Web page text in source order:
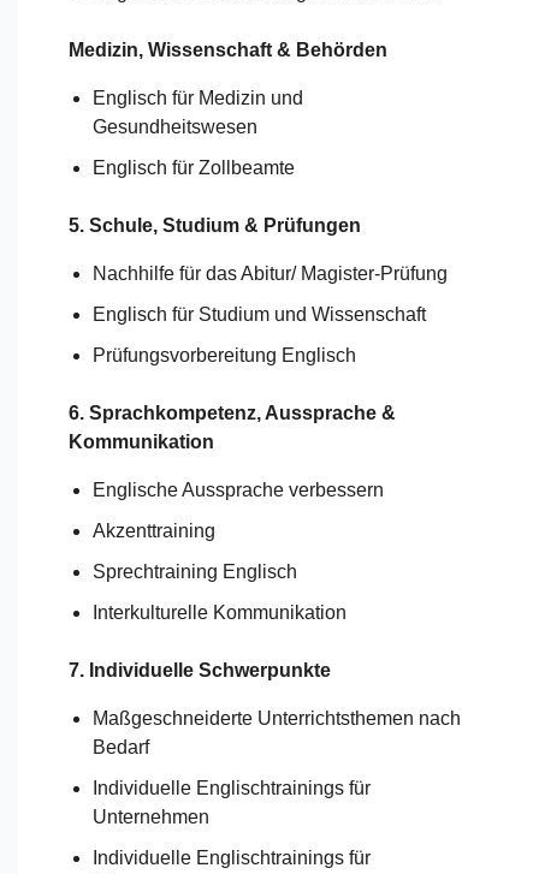
Medizin, Wissenschaft & Behörden
Englisch für Medizin und
Gesundheitswesen
Englisch für Zollbeamte
5. Schule, Studium & Prüfungen
Nachhilfe für das Abitur/ Magister-Prüfung
Englisch für Studium und Wissenschaft
Prüfungsvorbereitung Englisch
6. Sprachkompetenz, Aussprache &
Kommunikation
Englische Aussprache verbessern
Akzenttraining
Sprechtraining Englisch
Interkulturelle Kommunikation
7. Individuelle Schwerpunkte
Maßgeschneiderte Unterrichtsthemen nach
Bedarf
Individuelle Englischtrainings für
Unternehmen
Individuelle Englischtrainings für